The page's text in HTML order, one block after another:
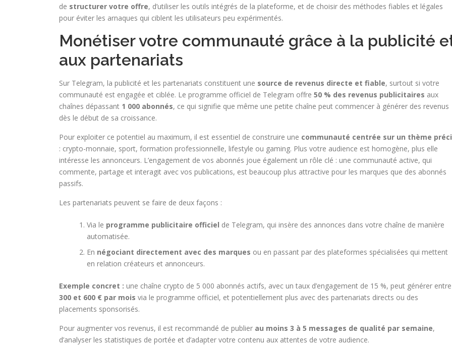
de structurer votre offre, d’utiliser les outils intégrés de la plateforme, et de choisir des méthodes fiables et légales
pour éviter les arnaques qui ciblent les utilisateurs peu expérimentés.
Monétiser votre communauté grâce à la publicité
aux partenariats
Sur Telegram, la publicité et les partenariats constituent une source de revenus directe et fiable, surtout si votre
communauté est engagée et ciblée. Le programme officiel de Telegram offre 50 % des revenus publicitaires aux
chaînes dépassant 1 000 abonnés, ce qui signifie que même une petite chaîne peut commencer à générer des revenus
dès le début de sa croissance.
Pour exploiter ce potentiel au maximum, il est essentiel de construire une communauté centrée sur un thème
: crypto-monnaie, sport, formation professionnelle, lifestyle ou gaming. Plus votre audience est homogène, plus elle
intéresse les annonceurs. L’engagement de vos abonnés joue également un rôle clé : une communauté active, qui
commente, partage et interagit avec vos publications, est beaucoup plus attractive pour les marques que des abonnés
passifs.
Les partenariats peuvent se faire de deux façons :
Via le programme publicitaire officiel de Telegram, qui insère des annonces dans votre chaîne de manière
automatisée.
En négociant directement avec des marques ou en passant par des plateformes spécialisées qui mettent
en relation créateurs et annonceurs.
Exemple concret : une chaîne crypto de 5 000 abonnés actifs, avec un taux d’engagement de 15 %, peut générer entre
300 et 600 € par mois via le programme officiel, et potentiellement plus avec des partenariats directs ou des
placements sponsorisés.
Pour augmenter vos revenus, il est recommandé de publier au moins 3 à 5 messages de qualité par semaine,
d’analyser les statistiques de portée et d’adapter votre contenu aux attentes de votre audience.